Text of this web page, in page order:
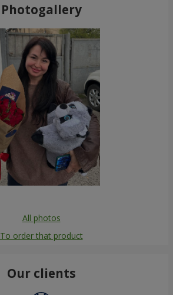
Photogallery
All photos
To order that product
Our clients